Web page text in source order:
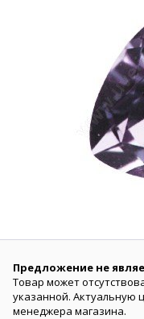
Предложение не
Товар может
указанной. Актуальную
менеджера магазина.